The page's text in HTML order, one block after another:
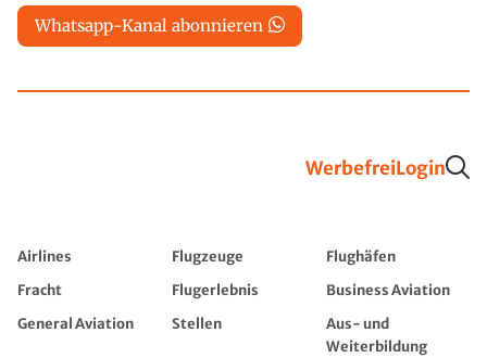
Whatsapp-Kanal abonnieren
WerbefreiLogin
Airlines Flugzeuge
Flughäfen
Fracht
Flugerlebnis
Business Aviation
General Aviation
Stellen
Aus- und
Weiterbildung